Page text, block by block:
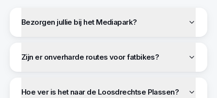
Bezorgen jullie bij het Mediapark?
Zijn er onverharde routes voor fatbikes?
Hoe ver is het naar de Loosdrechtse Plassen?